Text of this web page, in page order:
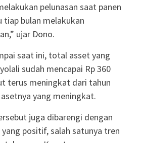
pelunasan saat panen
tiap bulan melakukan
ujar Dono.
saat ini, total asset yang
sudah mencapai Rp 360
terus meningkat dari tahun
yang meningkat.
juga dibarengi dengan
positif, salah satunya tren